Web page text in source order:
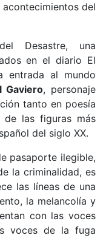
del
Desastre, una
en el diario El
entrada al mundo
Gaviero, personaje
tanto en poesía
las figuras más
del siglo XX.
pasaporte ilegible,
la criminalidad, es
las líneas de una
la melancolía y
con las voces
voces de la fuga